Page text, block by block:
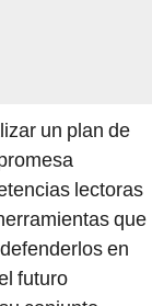
un plan de
lectoras
que
en
futuro